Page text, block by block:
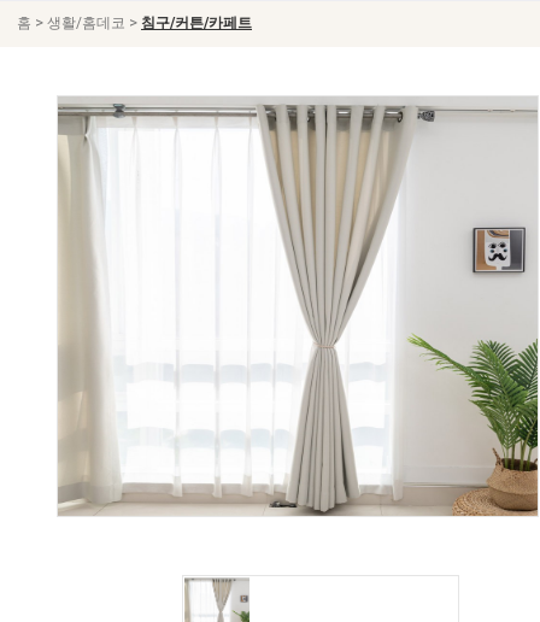
홈 > 생활/홈데코 > 침구/커튼/카페트